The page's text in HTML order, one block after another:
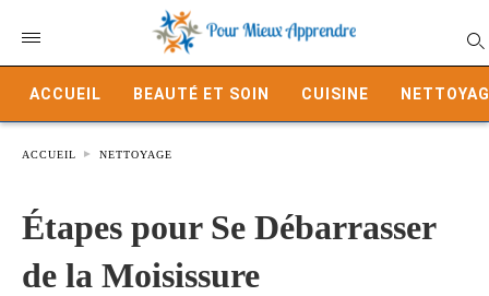
ACCUEIL BEAUTÉ ET SOIN CUISINE
ACCUEIL NETTOYAGE
Étapes pour Se Débarrasser
de la Moisissure